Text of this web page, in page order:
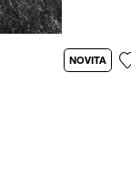
NOVITA